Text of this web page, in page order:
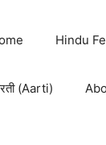
Hindu
(Aarti)